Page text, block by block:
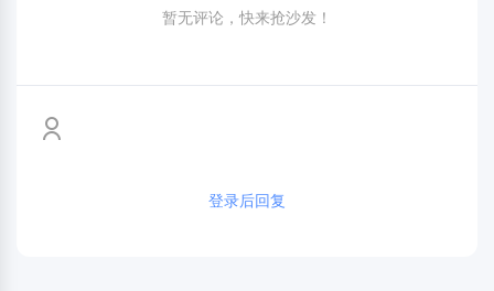
暂无评论，快来抢沙发！
登录后回复